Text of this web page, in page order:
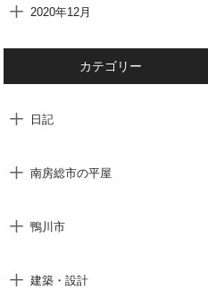
2020年12月
カテゴリー
日記
南房総市の平屋
鴨川市
建築・設計